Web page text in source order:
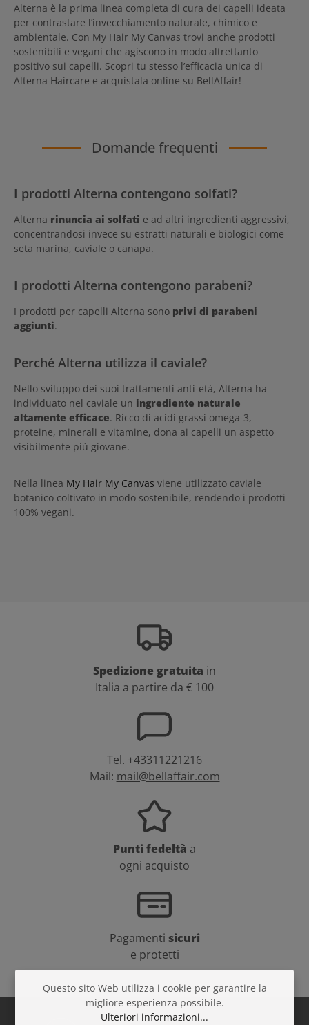
Alterna è la prima linea completa di cura dei capelli ideata
per contrastare l’invecchiamento naturale, chimico e
ambientale. Con My Hair My Canvas trovi anche prodotti
sostenibili e vegani che agiscono in modo altrettanto
positivo sui capelli. Scopri tu stesso l’efficacia unica di
Alterna Haircare e acquistala online su BellAffair!
Domande frequenti
I prodotti Alterna contengono solfati?
Alterna rinuncia ai solfati e ad altri ingredienti aggressivi,
concentrandosi invece su estratti naturali e biologici come
seta marina, caviale o canapa.
I prodotti Alterna contengono parabeni?
I prodotti per capelli Alterna sono privi di parabeni
aggiunti.
Perché Alterna utilizza il caviale?
Nello sviluppo dei suoi trattamenti anti-età, Alterna ha
individuato nel caviale un ingrediente naturale
altamente efficace. Ricco di acidi grassi omega-3,
proteine, minerali e vitamine, dona ai capelli un aspetto
visibilmente più giovane.
Nella linea My Hair My Canvas viene utilizzato caviale
botanico coltivato in modo sostenibile, rendendo i prodotti
100% vegani.
Spedizione gratuita in
Italia a partire da € 100
Tel. +43311221216
Mail: mail@bellaffair.com
Punti fedeltà a
ogni acquisto
Pagamenti sicuri
e protetti
Questo sito Web utilizza i cookie per garantire la
migliore esperienza possibile.
Ulteriori informazioni...